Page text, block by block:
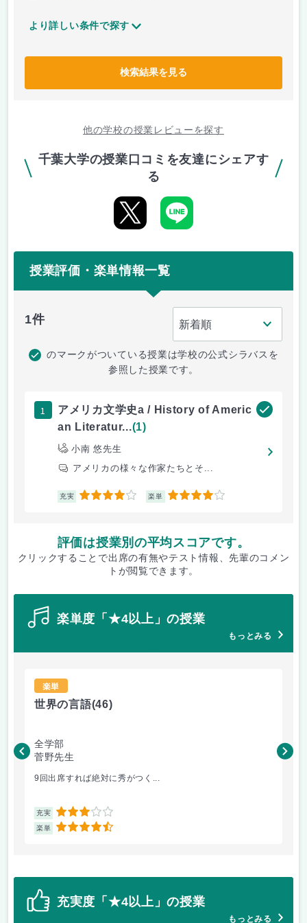
より詳しい条件で探す
検索結果を見る
他の学校の授業レビューを探す
千葉大学の授業口コミを友達にシェアす
る
授業評価・楽単情報一覧
1件
のマークがついている授業は学校の公式シラバスを
参照した授業です。
1
アメリカ文学史a / History of Americ
an Literatur...(1)
小南 悠先生
アメリカの様々な作家たちとそ...
充実 4 楽単 4
評価は授業別の平均スコアです。
クリックすることで出席の有無やテスト情報、先輩のコメン
トが閲覧できます。
楽単度「★4以上」の授業
もっとみる
楽単
世界の言語(46)
全学部
菅野先生
9回出席すれば絶対に秀がつく...
充実 3
楽単 4.5
菅
充実度「★4以上」の授業
もっとみる